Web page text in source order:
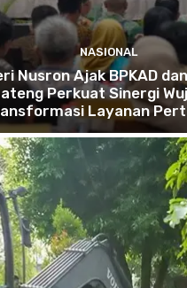
NASIONAL
Nusron Ajak BPKAD
Perkuat Sinergi
Layanan